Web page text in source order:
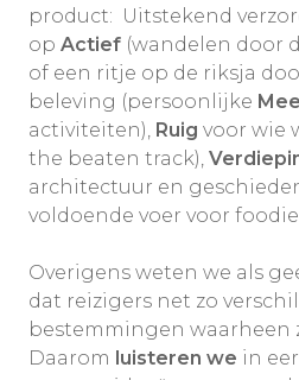
product: Uitstekend
op Actief (wandelen door
of een ritje op de riksja
beleving (persoonlijke
activiteiten), Ruig voor wie
the beaten track),
architectuur en
voldoende voer voor
Overigens weten we als
dat reizigers net zo
bestemmingen waarheen
Daarom luisteren we in